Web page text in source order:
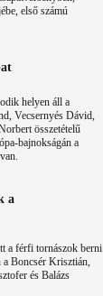
első számú
helyen áll a
Vecsernyés Dávid,
összetételű
bajnokságán a
a
a férfi tornászok berni
a Boncsér Krisztián,
és Balázs